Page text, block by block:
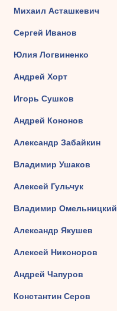
Михаил Асташкевич
Сергей Иванов
Юлия Логвиненко
Андрей Хорт
Игорь Сушков
Андрей Кононов
Александр Забайкин
Владимир Ушаков
Алексей Гульчук
Владимир Омельницкий
Александр Якушев
Алексей Никоноров
Андрей Чапуров
Константин Серов